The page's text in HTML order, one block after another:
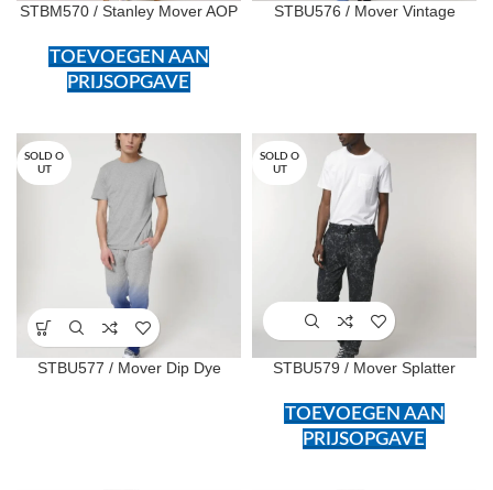
STBM570 / Stanley Mover AOP
TOEVOEGEN AAN
PRIJSOPGAVE
STBU576 / Mover Vintage
SOLD O
UT
STBU577 / Mover Dip Dye
SOLD O
UT
STBU579 / Mover Splatter
TOEVOEGEN AAN
PRIJSOPGAVE